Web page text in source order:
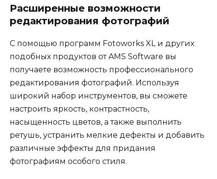
Расширенные возможности
редактирования фотографий
С помощью программ Fotoworks XL и других
подобных продуктов от AMS Software вы
получаете возможность профессионального
редактирования фотографий. Используя
широкий набор инструментов, вы сможете
настроить яркость, контрастность,
насыщенность цветов, а также выполнить
ретушь, устранить мелкие дефекты и добавить
различные эффекты для придания
фотографиям особого стиля.